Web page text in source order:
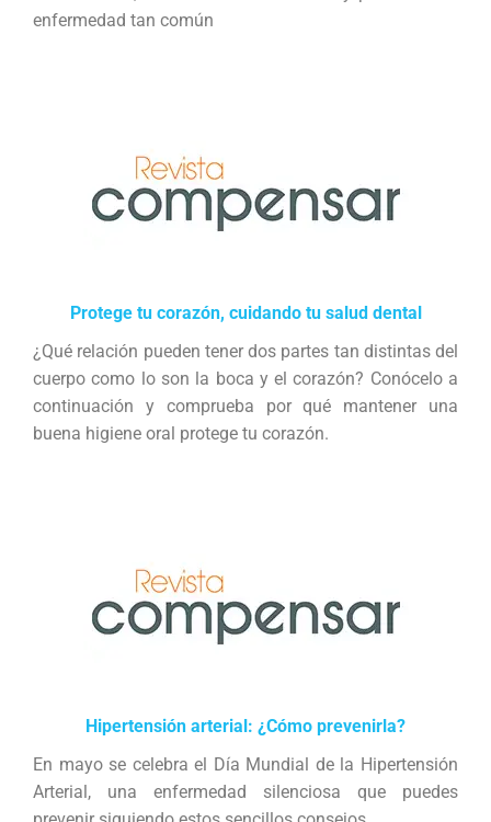
enfermedad tan común
Protege tu corazón, cuidando tu salud dental
¿Qué relación pueden tener dos partes tan distintas del
cuerpo como lo son la boca y el corazón? Conócelo a
continuación y comprueba por qué mantener una
buena higiene oral protege tu corazón.
Hipertensión arterial: ¿Cómo prevenirla?
En mayo se celebra el Día Mundial de la Hipertensión
Arterial, una enfermedad silenciosa que puedes